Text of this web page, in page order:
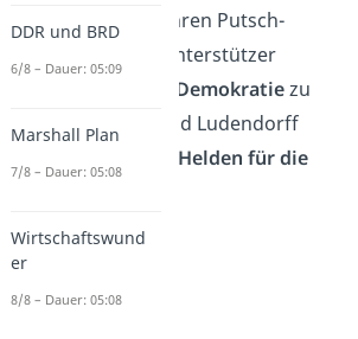
Nationalsozialisten ihren Putsch-
Versuch, um mehr Unterstützer
Kampf gegen die Demokratiezu
bekommen. Hitler und Ludendorff
„Helden für die
DDR und BRD
6/8 – Dauer: 05:09
Marshall Plan
7/8 – Dauer: 05:08
Wirtschaftswund
er
8/8 – Dauer: 05:08